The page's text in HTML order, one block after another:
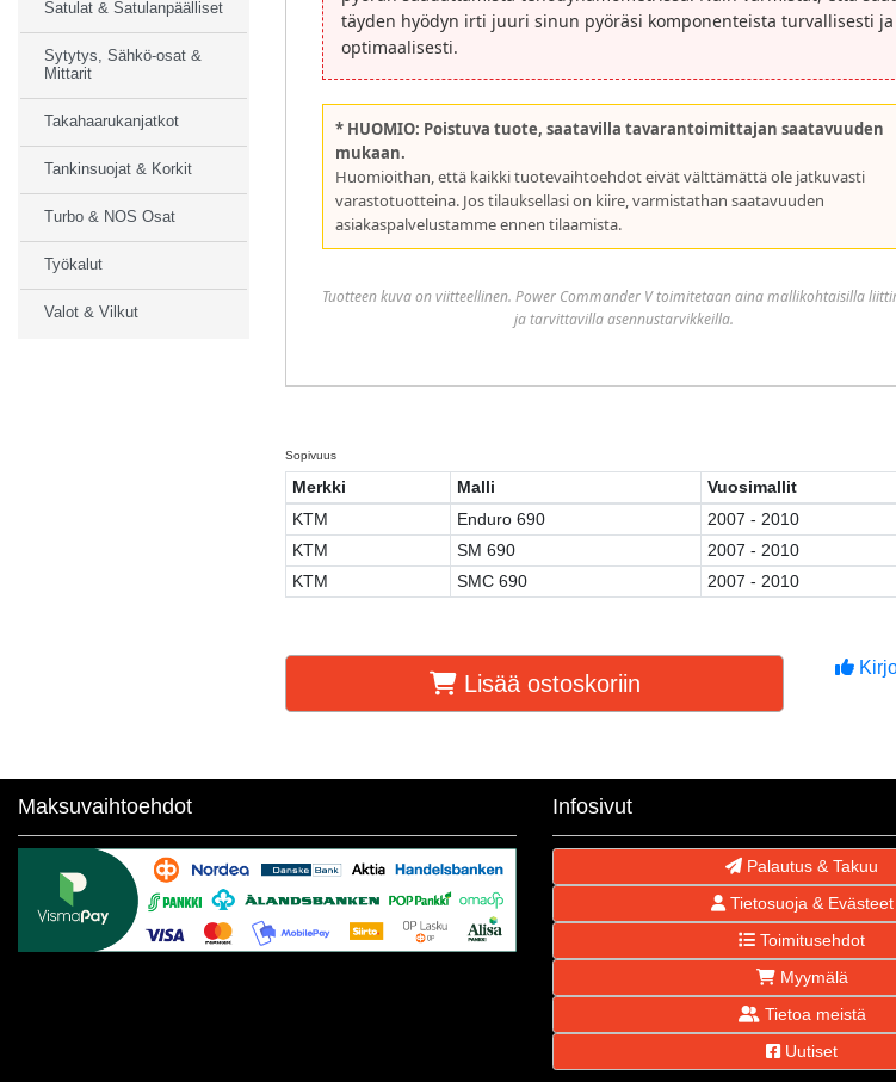
täyden hyödyn irti juuri sinun pyöräsi komponenteista turvallisesti ja
optimaalisesti.
* HUOMIO: Poistuva tuote, saatavilla tavarantoimittajan saatavuuden
mukaan.
Huomioithan, että kaikki tuotevaihtoehdot eivät välttämättä ole jatkuvasti
varastotuotteina. Jos tilauksellasi on kiire, varmistathan saatavuuden
asiakaspalvelustamme ennen tilaamista.
Tuotteen kuva on viitteellinen. Power Commander V toimitetaan aina mallikohtaisilla
ja tarvittavilla asennustarvikkeilla.
Sopivuus
Merkki Malli
Vuosimallit
KTM
Enduro 690
2007 - 2010
KTM
SM 690
2007 - 2010
KTM
SMC 690 2007 - 2010
Lisää ostoskoriin
Satulat & Satulanpäälliset
Sytytys, Sähkö-osat &
Mittarit
Takahaarukanjatkot
Tankinsuojat & Korkit
Turbo & NOS Osat
Työkalut
Valot & Vilkut
Maksuvaihtoehdot Infosivut
Palautus & Takuu
Tietosuoja & Evästeet
Toimitusehdot
Myymälä
Tietoa meistä
Uutiset